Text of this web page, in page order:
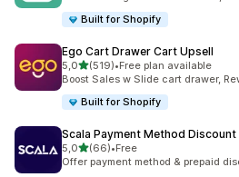
Built for Shopify
Ego Cart Drawer Cart Upsell
5,0na 5 gwiazdek
(519)
Łączna liczba recenzji: 519
•Free plan available
Boost Sales w Slide cart drawer,
Built for Shopify
Scala Payment Method Discount
5,0na 5 gwiazdek
(66)
Łączna liczba recenzji: 66
•Free
Offer payment method & prepaid